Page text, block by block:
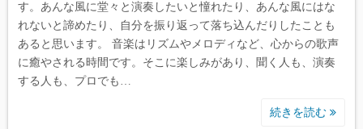
す。あんな風に堂々と演奏したいと憧れたり、あんな風にはな
れないと諦めたり、自分を振り返って落ち込んだりしたことも
あると思います。 音楽はリズムやメロディなど、心からの歌声
に癒やされる時間です。そこに楽しみがあり、聞く人も、演奏
する人も、プロでも…
続きを読む